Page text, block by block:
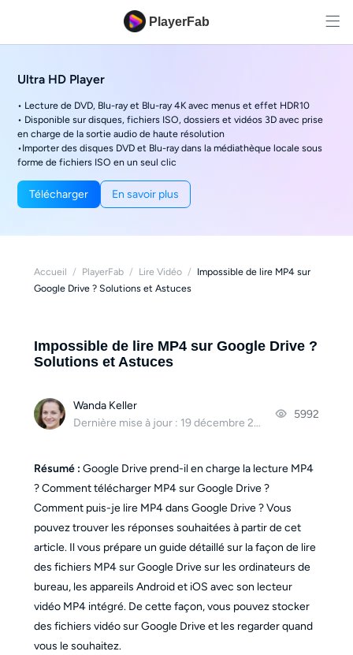
PlayerFab
Ultra HD Player
• Lecture de DVD, Blu-ray et Blu-ray 4K avec menus et effet HDR10
• Disponible sur disques, fichiers ISO, dossiers et vidéos 3D avec prise
en charge de la sortie audio de haute résolution
•Importer des disques DVD et Blu-ray dans la médiathèque locale sous
forme de fichiers ISO en un seul clic
Télécharger En savoir plus
Accueil / PlayerFab / Lire Vidéo / Impossible de lire MP4 sur
Google Drive ? Solutions et Astuces
Impossible de lire MP4 sur Google Drive ?
Solutions et Astuces
Wanda Keller
Dernière mise à jour : 19 décembre 2025
5992
Résumé : Google Drive prend-il en charge la lecture MP4
? Comment télécharger MP4 sur Google Drive ?
Comment puis-je lire MP4 dans Google Drive ? Vous
pouvez trouver les réponses souhaitées à partir de cet
article. Il vous prépare un guide détaillé sur la façon de lire
des fichiers MP4 sur Google Drive sur les ordinateurs de
bureau, les appareils Android et iOS avec son lecteur
vidéo MP4 intégré. De cette façon, vous pouvez stocker
des fichiers vidéo sur Google Drive et les regarder quand
vous le souhaitez.